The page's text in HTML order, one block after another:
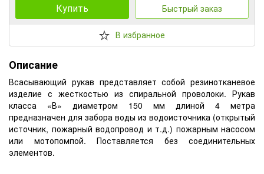
Купить Быстрый заказ
В избранное
Описание
Всасывающий рукав представляет собой резинотканевое
изделие с жесткостью из спиральной проволоки. Рукав
класса «В» диаметром 150 мм длиной 4 метра
предназначен для забора воды из водоисточника (открытый
источник, пожарный водопровод и т.д.) пожарным насосом
или мотопомпой. Поставляется без соединительных
элементов.